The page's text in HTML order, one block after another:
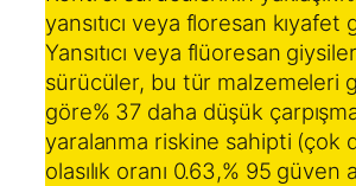
yansıtıcı veya floresan kıyafet
Yansıtıcı veya flüoresan
sürücüler, bu tür malzemeleri
göre% 37 daha düşük
yaralanma riskine sahipti (çok
olasılık oranı 0.63,% 95 güven